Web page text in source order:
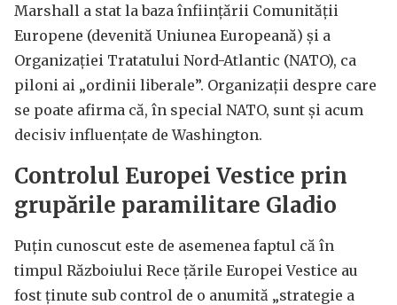
Marshall a stat la baza înființării Comunității
Europene (devenită Uniunea Europeană) și a
Organizației Tratatului Nord-Atlantic (NATO), ca
piloni ai „ordinii liberale”. Organizații despre care
se poate afirma că, în special NATO, sunt și acum
decisiv influențate de Washington.
Controlul Europei Vestice prin
grupările paramilitare Gladio
Puțin cunoscut este de asemenea faptul că în
timpul Războiului Rece țările Europei Vestice au
fost ținute sub control de o anumită „strategie a